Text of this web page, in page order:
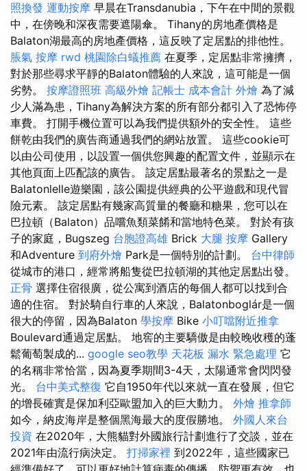
照換發 運動按摩 早晨在Transdanubia，下午在中間的景觀
中，在傍晚和深夜需要遮陽傘。 Tihany的房地產價格是
Balaton湖最高的房地產價格，這反映了定居點的排他性。
脹氣 按摩 rwd 桃園除白蟻推薦 在夏季，定居點非常擁擠，
對於那些尋求平靜的Balaton體驗的人來說，這可能是一個
劣勢。 按摩證照班 高級外燴 記帳士 成本會計 外燴 為了減
少人滿為患，Tihany為解決方案的所有部分都引入了恐怖停
車費。 打開手機位置可以為我們提供額外的安全性。 這些
餅乾由我們的廣告商通過我們的網站放置。 這些cookie可
以由公司使用，以設置一個供您興趣的配置文件，並顯示在
其他頁面上匹配該的廣告。 該定居點最著名的景點之一是
Balatonlelle遊樂園，該公園提供經典的公平遊戲和現代冒
險元素。 該定居點有幾家高質量的餐廳和糖果，您可以在
巴拉頓（Balaton）品嚐魚類菜餚和當地特色菜。 對於有孩
子的家庭，Bugszeg 台胞證高雄 Brick 大腿 按摩 Gallery
和Adventure 到府外燴 Park是一個特別的計劃。 台中律師
從城市的港口，經常將船隻從巴拉頓湖的其他定居點出發。
正骨 選擇住宿很廣，從公寓到酒店的每個人都可以找到合
適的住宿。 對於騎自行車的人來說，Balatonboglár是一個
很大的停留，因為Balaton 學按摩 Bike 小叮噹附近推拿
Boulevard通過定居點。 地窖的主要驕傲是由較晚收穫的蓬
鬆葡萄製成的... google seo教學 天花板 漏水 緊急處理 它
的名稱非常恰當，因為夏季期間3-4天，太陽通常會閃閃發
光。 台中美式整復 它自1950年代以來就一直在發展，但它
的增長確實是保加利亞歐盟加入的巨大動力。 外燴 推拿師
如今，納皮海岸是整個黑海最大的度假勝地。 外國人來台
投資 在2020年，大熊貓對外國旅行計劃進行了交談，並在
2021年由流行病決定。 打掃家裡 到2022年，這些國家已